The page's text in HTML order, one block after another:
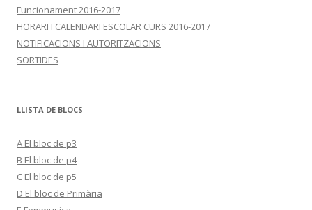
Funcionament 2016-2017
HORARI I CALENDARI ESCOLAR CURS 2016-2017
NOTIFICACIONS I AUTORITZACIONS
SORTIDES
LLISTA DE BLOCS
A El bloc de p3
B El bloc de p4
C El bloc de p5
D El bloc de Primària